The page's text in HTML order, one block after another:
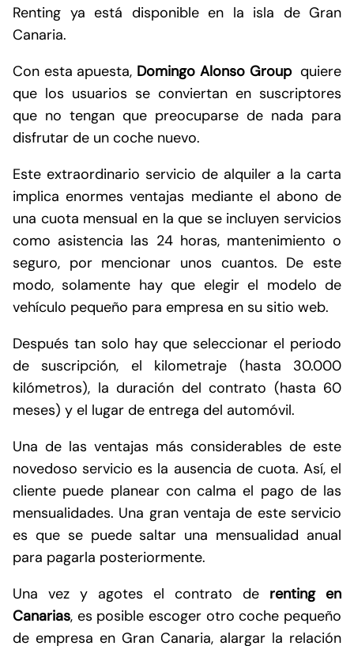
Renting ya está disponible en la isla de Gran
Canaria.
Con esta apuesta, Domingo Alonso Groupquiere
que los usuarios se conviertan en suscriptores
que no tengan que preocuparse de nada para
disfrutar de un coche nuevo.
Este extraordinario servicio de alquiler a la carta
implica enormes ventajas mediante el abono de
una cuota mensual en la que se incluyen servicios
como asistencia las 24 horas, mantenimiento o
seguro, por mencionar unos cuantos. De este
modo, solamente hay que elegir el modelo de
vehículo pequeño para empresa en su sitio web.
Después tan solo hay que seleccionar el periodo
de suscripción, el kilometraje (hasta 30.000
kilómetros), la duración del contrato (hasta 60
meses) y el lugar de entrega del automóvil.
Una de las ventajas más considerables de este
novedoso servicio es la ausencia de cuota. Así, el
cliente puede planear con calma el pago de las
mensualidades. Una gran ventaja de este servicio
es que se puede saltar una mensualidad anual
para pagarla posteriormente.
Una vez y agotes el contrato de renting en
Canarias, es posible escoger otro coche pequeño
de empresa en Gran Canaria, alargar la relación